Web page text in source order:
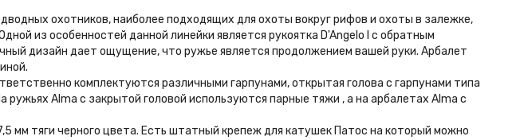
охотников, наиболее подходящих для охоты вокруг рифов и охоты в залежке,
из особенностей данной линейки является рукоятка D'Angelo I с обратным
дизайн дает ощущение, что ружье является продолжением вашей руки. Арбалет
комплектуются различными гарпунами, открытая голова с гарпунами типа
Alma с закрытой головой используются парные тяжи , а на арбалетах Alma с
мм тяги черного цвета. Есть штатный крепеж для катушек Патос на который можно